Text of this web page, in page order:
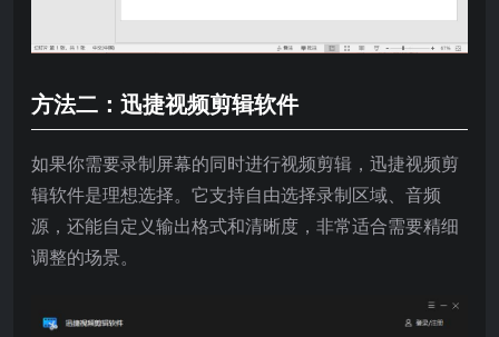
方法二：迅捷视频剪辑软件
如果你需要录制屏幕的同时进行视频剪辑，迅捷视频剪
辑软件是理想选择。它支持自由选择录制区域、音频
源，还能自定义输出格式和清晰度，非常适合需要精细
调整的场景。